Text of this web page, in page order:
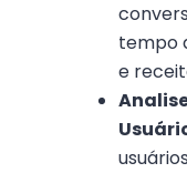
tempo
e